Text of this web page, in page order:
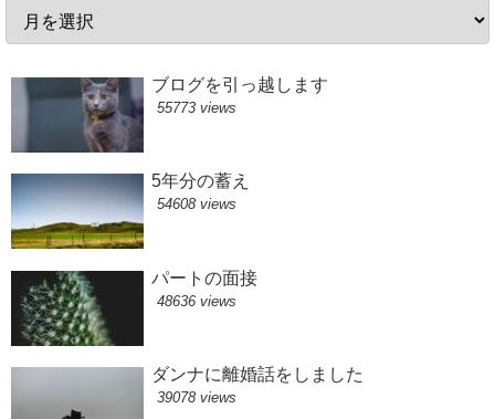
ブログを引っ越します
55773 views
5年分の蓄え
54608 views
パートの面接
48636 views
ダンナに離婚話をしました
39078 views